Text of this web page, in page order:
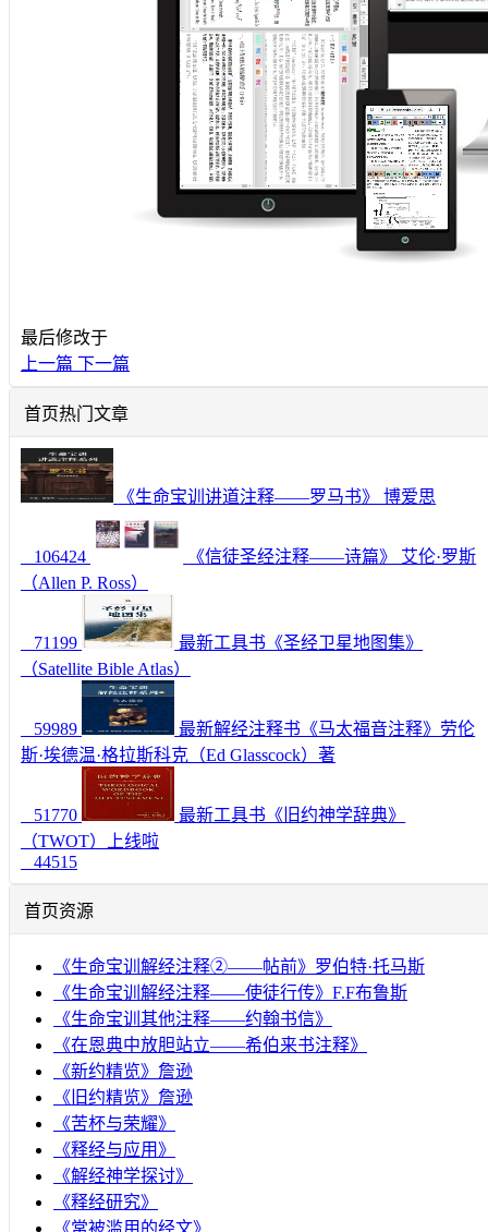
最后修改于
上一篇 下一篇
首页热门文章
《生命宝训讲道注释——罗马书》 博爱思
106424
《信徒圣经注释——诗篇》 艾伦·罗斯
（Allen P. Ross）
71199
最新工具书《圣经卫星地图集》
（Satellite Bible Atlas）
59989
最新解经注释书《马太福音注释》劳伦
斯·埃德温·格拉斯科克（Ed Glasscock）著
51770
最新工具书《旧约神学辞典》
（TWOT）上线啦
44515
首页资源
《生命宝训解经注释②——帖前》罗伯特·托马斯
《生命宝训解经注释——使徒行传》F.F布鲁斯
《生命宝训其他注释——约翰书信》
《在恩典中放胆站立——希伯来书注释》
《新约精览》詹逊
《旧约精览》詹逊
《苦杯与荣耀》
《释经与应用》
《解经神学探讨》
《释经研究》
《常被滥用的经文》